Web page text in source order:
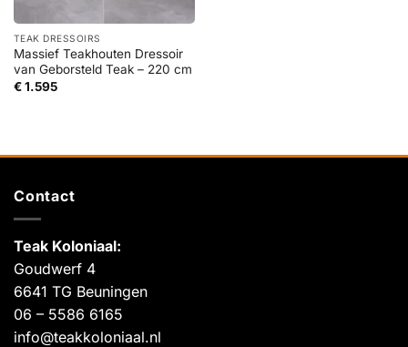
TEAK DRESSOIRS
Massief Teakhouten Dressoir
van Geborsteld Teak – 220 cm
€1.595
Contact
Teak Koloniaal:
Goudwerf 4
6641 TG Beuningen
06 – 5586 6165
info@teakkoloniaal.nl